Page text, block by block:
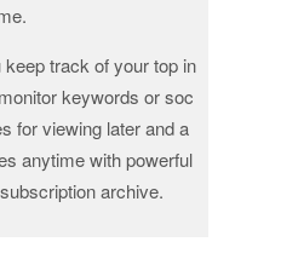
track of your top in
keywords or soc
for viewing later and a
anytime with powerful
archive.